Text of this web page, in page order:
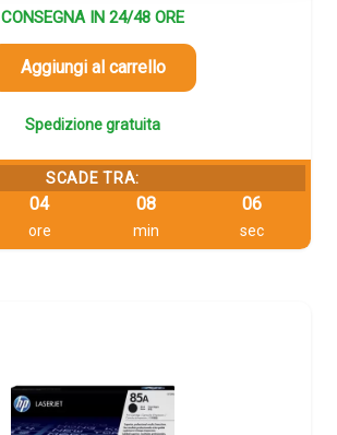
originale
era:
202,96 €.
CONSEGNA IN 24/48 ORE
Aggiungi al carrello
Spedizione gratuita
SCADE TRA:
04
ore
08
min
06
sec